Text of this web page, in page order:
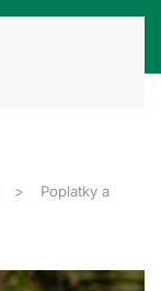
Poplatky a